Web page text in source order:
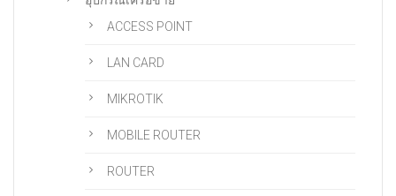
ACCESS POINT
LAN CARD
MIKROTIK
MOBILE ROUTER
ROUTER